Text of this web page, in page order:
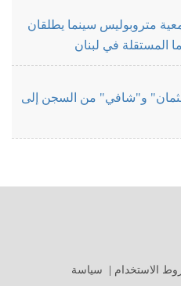
متروبوليس سينما يطلقان
المستقلة في لبنان
بـ "أبو عثمان" و"شافي" من السجن إلى
الاستخدام
سياسة